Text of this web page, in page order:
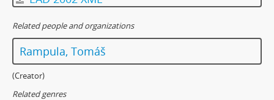
Related people and organizations
Rampula, Tomáš
(Creator)
Related genres